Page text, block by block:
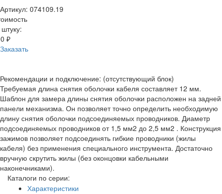
Артикул: 074109.19
₽
Заказать
Рекомендации и подключение: (отсутствующий блок)
Требуемая длина снятия оболочки кабеля составляет 12 мм.
Шаблон для замера длины снятия оболочки расположен на задней
панели механизма. Он позволяет точно определить необходимую
длину снятия оболочки подсоединяемых проводников. Диаметр
подсоединяемых проводников от 1,5 мм2 до 2,5 мм2 . Конструкция
зажимов позволяет подсоединять гибкие проводники (жилы
кабеля) без применения специального инструмента. Достаточно
вручную скрутить жилы (без оконцовки кабельными
наконечниками).
Каталоги по серии:
Характеристики